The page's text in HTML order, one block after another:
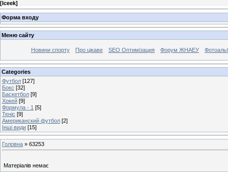
[Iceek]
Форма входу
Меню сайту
Новини спорту Про цікаве SEO Оптимізация Форум ЖНАЕУ
Categories
Футбол [127]
Бокс [32]
Баскетбол [9]
Хокей [9]
Формула - 1 [5]
Теніс [9]
Американский футбол [2]
Інші види [15]
Головна » 63253
Матеріалів немає